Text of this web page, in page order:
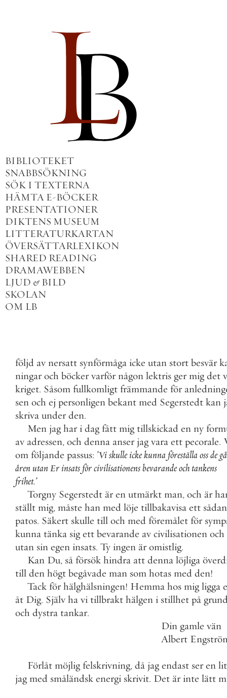
BIBLIOTEKET
SNABBSÖKNING
SÖK I TEXTERNA
HÄMTA E-BÖCKER
PRESENTATIONER
DIKTENS MUSEUM
LITTERATURKARTAN
ÖVERSÄTTARLEXIKON
SHARED READING
DRAMAWEBBEN
LJUD & BILD
SKOLAN
OM LB
följd av nersatt synförmåga icke utan stort besvär
ningar och böcker varför någon lektris ger mig det
kriget. Såsom fullkomligt främmande för
sen och ej personligen bekant med Segerstedt kan
skriva under den.
Men jag har i dag fått mig tillskickad en ny
av adressen, och denna anser jag vara ett pecorale.
om följande passus: ’Viskulleickekunnaföreställaossde
årenutanErinsatsförcivilisationensbevarandeoch tankens
frihet.’
Torgny Segerstedt är en utmärkt man, och är
ställt mig, måste han med löje tillbakavisa ett
patos. Säkert skulle till och med föremålet för
kunna tänka sig ett bevarande av civilisationen och
utan sin egen insats. Ty ingen är omistlig.
Kan Du, så försök hindra att denna löjliga
till den högt begåvade man som hotas med den!
Tack för hälghälsningen! Hemma hos mig ligga
åt Dig. Själv ha vi tillbrakt hälgen i stillhet på
och dystra tankar.
Din gamle vän
Albert
Förlåt möjlig felskrivning, då jag endast ser en
jag med småländsk energi skrivit. Det är inte lätt